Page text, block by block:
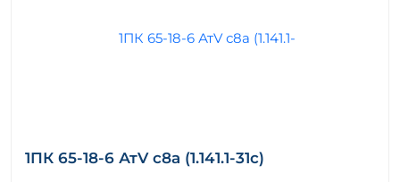
1ПК 65-18-6 АтV с8а (1.141.1-31с)